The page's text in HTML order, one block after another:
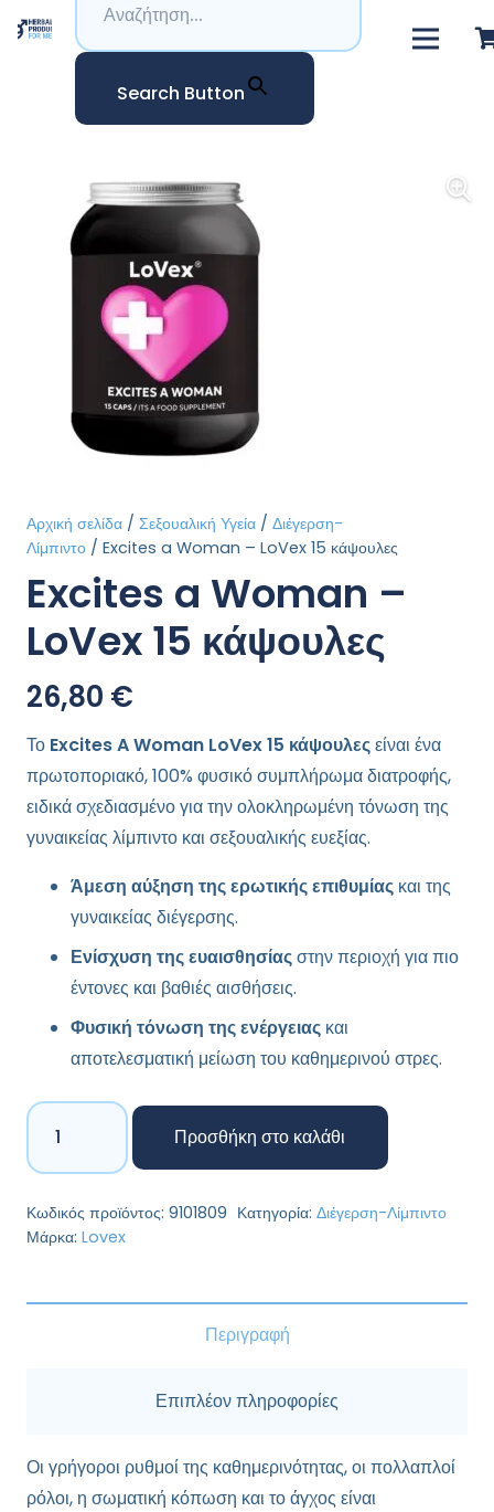
Search Button
Αρχική σελίδα / Σεξουαλική Υγεία / Διέγερση-
Λίμπιντο / Excites a Woman – LoVex 15 κάψουλες
Excites a Woman –
LoVex 15 κάψουλες
26,80 €
Το Excites A Woman LoVex 15 κάψουλεςείναι ένα
πρωτοποριακό, 100% φυσικό συμπλήρωμα διατροφής,
ειδικά σχεδιασμένο για την ολοκληρωμένη τόνωση της
γυναικείας λίμπιντο και σεξουαλικής ευεξίας.
Άμεση αύξηση της ερωτικής επιθυμίας και της
γυναικείας διέγερσης.
Ενίσχυση της ευαισθησίαςστην περιοχή για πιο
έντονες και βαθιές αισθήσεις.
Φυσική τόνωση της ενέργειας και
αποτελεσματική μείωση του καθημερινού στρες.
Excites
Woman
-
LoVex
κάψουλες
Προσθήκη στο καλάθι
Κωδικός προϊόντος: 9101809 Κατηγορία: Διέγερση-Λίμπιντο
Μάρκα: Lovex
Περιγραφή
Επιπλέον πληροφορίες
Οι γρήγοροι ρυθμοί της καθημερινότητας, οι πολλαπλοί
ρόλοι, η σωματική κόπωση και το άγχος είναι